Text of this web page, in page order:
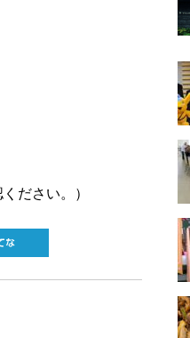
ださい。）